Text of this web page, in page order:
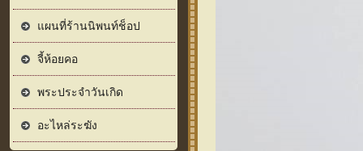
แผนที่ร้านนิพนท์ช็อป
จี้ห้อยคอ
พระประจำวันเกิด
อะไหล่ระฆัง